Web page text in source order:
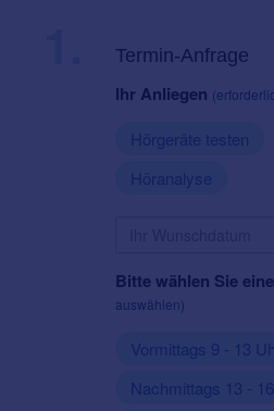
Termin-Anfrage
Ihr Anliegen
Hörgeräte testen
Höranalyse
Bitte wählen Sie
auswählen)
Vormittags 9 - 13
Nachmittags 13 -